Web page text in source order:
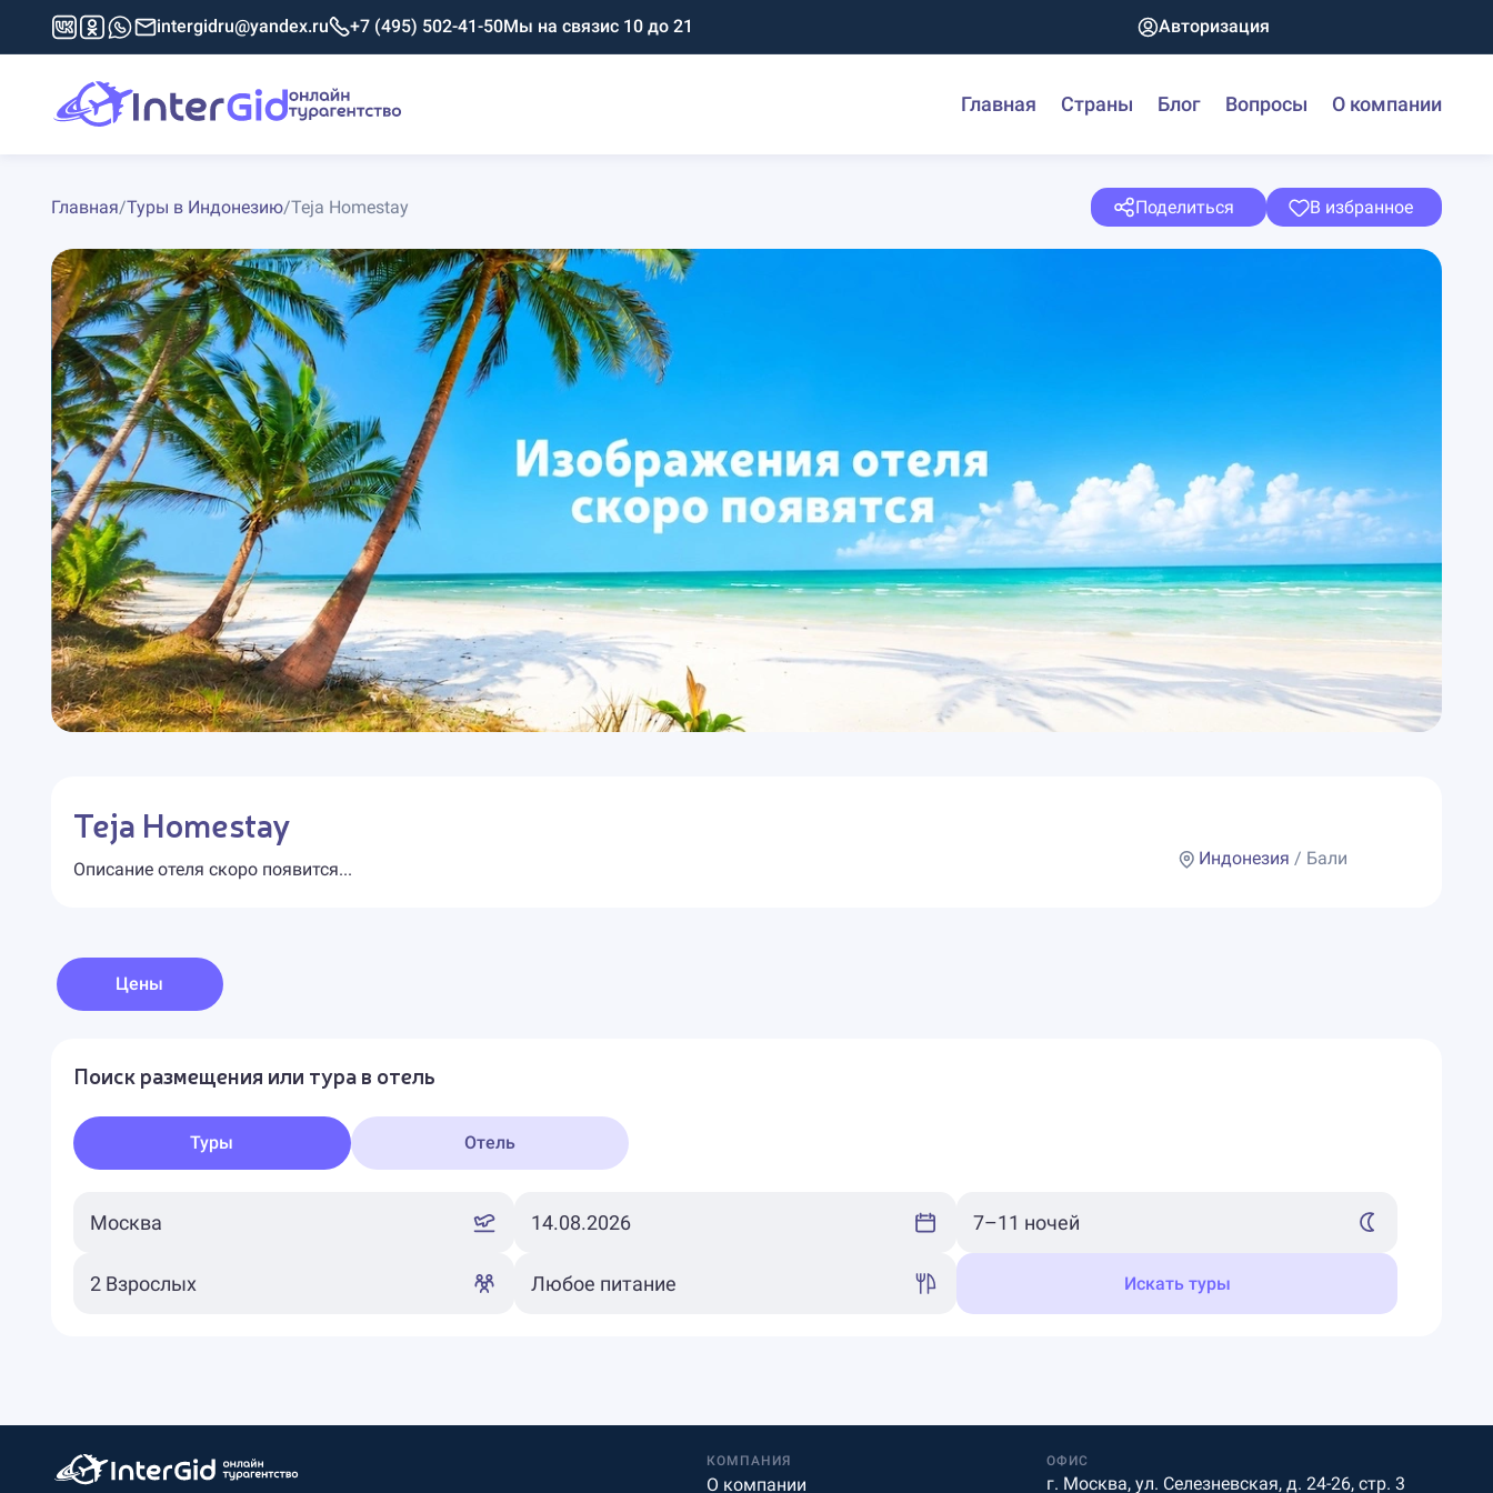
intergidru@yandex.ru +7 (495) 502-41-50Мы на связис 10 до 21 Авторизация
Главная Страны Блог Вопросы О компании
Главная/Туры в Индонезию/Teja Homestay Поделиться В избранное
Teja Homestay
Описание отеля скоро появится...
Индонезия / Бали
Цены
Поиск размещения или тура в отель
Туры Отель
Искать туры
КОМПАНИЯ
О компании
ОФИС
г. Москва, ул. Селезневская, д. 24-26, стр. 3